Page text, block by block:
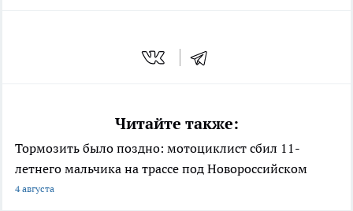
Читайте также:
Тормозить было поздно: мотоциклист сбил 11-
летнего мальчика на трассе под Новороссийском
4 августа